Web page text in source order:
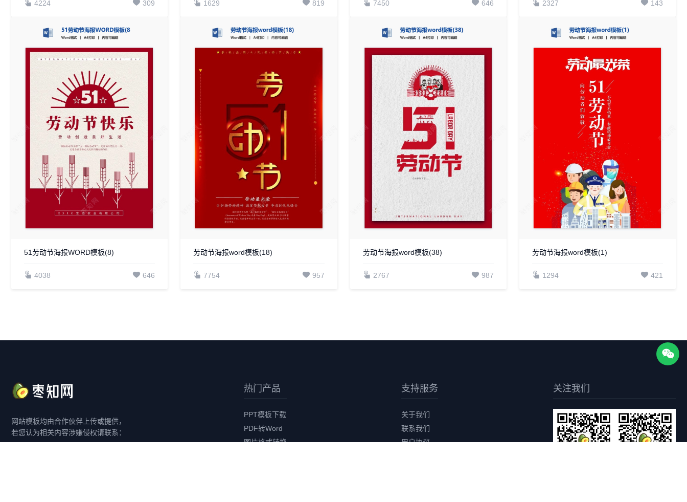
4224 309 1629 819 7450 646 2327 143
51劳动节海报WORD模板(8)
4038 646
劳动节海报word模板(18)
7754 957
劳动节海报word模板(38)
2767 987
劳动节海报word模板(1)
1294 421
网站模板均由合作伙伴上传或提供，
若您认为相关内容涉嫌侵权请联系：
热门产品
PPT模板下载
PDF转Word
图片格式转换
支持服务
关于我们
联系我们
用户协议
关注我们